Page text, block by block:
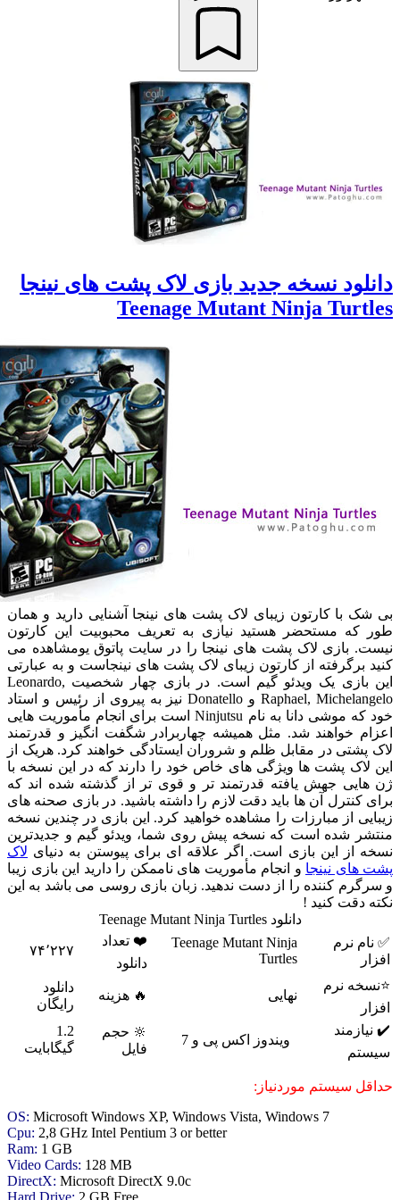
نسخه جدید بازی لاک پشت های نینجا
Teenage Mutant Ninja
با کارتون زیبای لاک پشت های نینجا آشنایی دارید و همان
که مستحضر هستید نیازی به تعریف محبوبیت این کارتون
بازی لاک پشت های نینجا را در سایت پاتوق یومشاهده می
برگرفته از کارتون زیبای لاک پشت های نینجاست و به عبارتی
این بازی یک ویدئو گیم است. در بازی چهار شخصیت Leonardo,
Raphael, Michelangelo و Donatello نیز به پیروی از رئیس و استاد
خود که موشی دانا به نام Ninjutsu است برای انجام مأموریت هایی
خواهند شد. مثل همیشه چهاربرادر شگفت انگیز و قدرتمند
پشتی در مقابل ظلم و شروران ایستادگی خواهند کرد. هریک از
لاک پشت ها ویژگی های خاص خود را دارند که در این نسخه با
جهش یافته قدرتمند تر و قوی تر از گذشته شده اند که
کنترل آن ها باید دقت لازم را داشته باشید. در بازی صحنه های
از مبارزات را مشاهده خواهید کرد. این بازی در چندین نسخه
شده است که نسخه پیش روی شما، ویدئو گیم و جدیدترین
از این بازی است. اگر علاقه ای برای پیوستن به دنیایلاک
های نینجا و انجام مأموریت های ناممکن را دارید این بازی زیبا
کننده را از دست ندهید. زبان بازی روسی می باشد به این
دقت کنید !
دانلود Teenage Mutant Ninja Turtles
نرم
Teenage Mutant Ninja
Turtles
❤️ تعداد
دانلود
۷۴٬۲۲۷
نرم
نهایی 🔥 هزینه
دانلود
رایگان
ویندوز اکس پی و 7
🔆 حجم
گیگابایت
سیستم موردنیاز:
OS:Microsoft Windows XP, Windows Vista, Windows 7
Cpu:2,8 GHz Intel Pentium 3 or better
Ram:1 GB
Video Cards: 128 MB
DirectX:Microsoft DirectX 9.0c
Hard Drive:2 GB Free